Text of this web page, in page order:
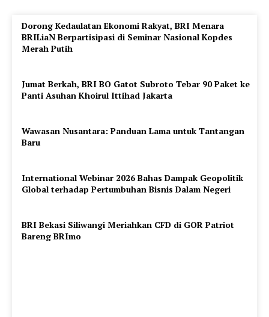
Dorong Kedaulatan Ekonomi Rakyat, BRI Menara
BRILiaN Berpartisipasi di Seminar Nasional Kopdes
Merah Putih
Jumat Berkah, BRI BO Gatot Subroto Tebar 90 Paket ke
Panti Asuhan Khoirul Ittihad Jakarta
Wawasan Nusantara: Panduan Lama untuk Tantangan
Baru
International Webinar 2026 Bahas Dampak Geopolitik
Global terhadap Pertumbuhan Bisnis Dalam Negeri
BRI Bekasi Siliwangi Meriahkan CFD di GOR Patriot
Bareng BRImo